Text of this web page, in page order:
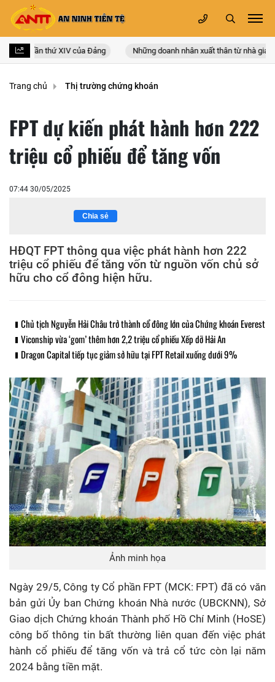
quốc lần thứ XIV của Đảng Những doanh nhân xuất thân từ nhà giáo
Trang chủ Thị trường chứng khoán
FPT dự kiến phát hành hơn 222
triệu cổ phiếu để tăng vốn
07:44 30/05/2025
Chia sẻ
HĐQT FPT thông qua việc phát hành hơn 222
triệu cổ phiếu để tăng vốn từ nguồn vốn chủ sở
hữu cho cổ đông hiện hữu.
Chủ tịch Nguyễn Hải Châu trở thành cổ đông lớn của Chứng khoán Everest
Viconship vừa ‘gom’ thêm hơn 2,2 triệu cổ phiếu Xếp dỡ Hải An
Dragon Capital tiếp tục giảm sở hữu tại FPT Retail xuống dưới 9%
Ảnh minh họa
Ngày 29/5, Công ty Cổ phần FPT (MCK: FPT) đã có văn
bản gửi Ủy ban Chứng khoán Nhà nước (UBCKNN), Sở
Giao dịch Chứng khoán Thành phố Hồ Chí Minh (HoSE)
công bố thông tin bất thường liên quan đến việc phát
hành cổ phiếu để tăng vốn và trả cổ tức còn lại năm
2024 bằng tiền mặt.